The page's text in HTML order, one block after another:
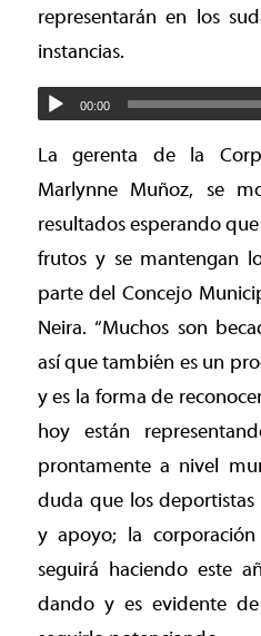
representarán en los
instancias.
00:00
La gerenta de la
Marlynne Muñoz, se
resultados esperando
frutos y se mantengan
parte del Concejo
Neira. “Muchos son
así que también es un
y es la forma de
hoy están
prontamente a nivel
duda que los deportistas
y apoyo; la
seguirá haciendo este
dando y es evidente